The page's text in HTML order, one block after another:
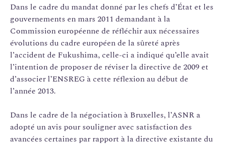
Dans le cadre du mandat donné par les chefs d’État et les
gouvernements en mars 2011 demandant à la
Commission européenne de réfléchir aux nécessaires
évolutions du cadre européen de la sûreté après
l’accident de Fukushima, celle-ci a indiqué qu’elle avait
l’intention de proposer de réviser la directive de 2009 et
d’associer l’ENSREG à cette réflexion au début de
l’année 2013.
Dans le cadre de la négociation à Bruxelles, l’ASNR a
adopté un avis pour souligner avec satisfaction des
avancées certaines par rapport à la directive existante du